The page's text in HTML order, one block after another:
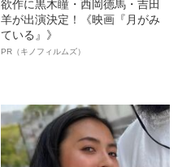
欲作に黒木瞳・西岡德馬・吉田
羊が出演決定！《映画『月がみ
ている』》
PR（キノフィルムズ）